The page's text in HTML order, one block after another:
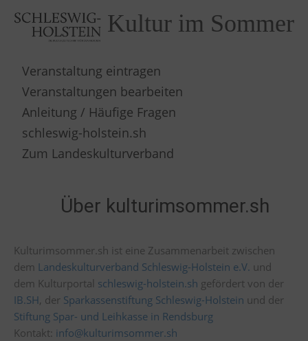
Kultur im Sommer
Veranstaltung eintragen
Veranstaltungen bearbeiten
Anleitung / Häufige Fragen
schleswig-holstein.sh
Zum Landeskulturverband
Über kulturimsommer.sh
Kulturimsommer.sh ist eine Zusammenarbeit zwischen
dem Landeskulturverband Schleswig-Holstein e.V. und
dem Kulturportal schleswig-holstein.sh gefördert von der
IB.SH, der Sparkassenstiftung Schleswig-Holstein und der
Stiftung Spar- und Leihkasse in Rendsburg
Kontakt: info@kulturimsommer.sh